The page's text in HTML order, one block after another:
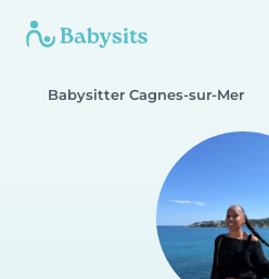
Babysitter Cagnes-sur-Mer